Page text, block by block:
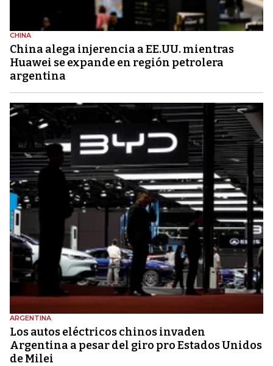
CHINA
China alega injerencia a EE.UU. mientras
Huawei se expande en región petrolera
argentina
ARGENTINA
Los autos eléctricos chinos invaden
Argentina a pesar del giro pro Estados Unidos
de Milei